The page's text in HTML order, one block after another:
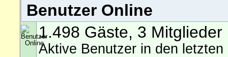
Benutzer Online
1.498 Gäste, 3 Mitglieder
Aktive Benutzer in den letzten